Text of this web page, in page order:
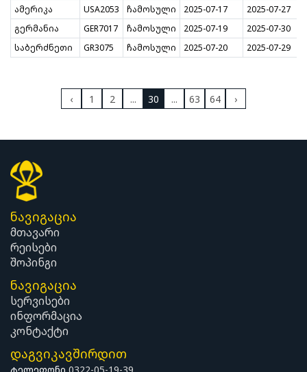
ამერიკა USA2053 ჩამოსული 2025-07-17
2025-07-27
გერმანია
GER7017 ჩამოსული 2025-07-19
2025-07-30
საბერძნეთი
GR3075 ჩამოსული 2025-07-20 2025-07-29
‹ 1 2 ... 30 ... 63 64 ›
ნავიგაცია
მთავარი
რეისები
შოპინგი
ნავიგაცია
სერვისები
ინფორმაცია
კონტაქტი
დაგვიკავშირდით